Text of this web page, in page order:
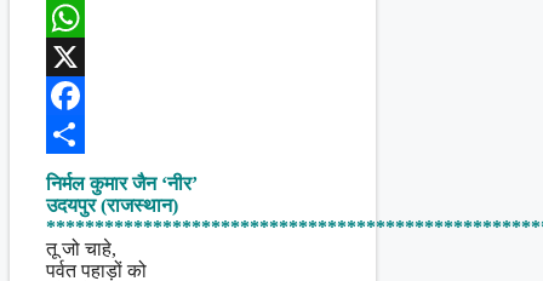
WhatsApp
X
Facebook
Share
निर्मल कुमार जैन ‘नीर’
उदयपुर (राजस्थान)
तू जो चाहे,
पर्वत पहाड़ों को